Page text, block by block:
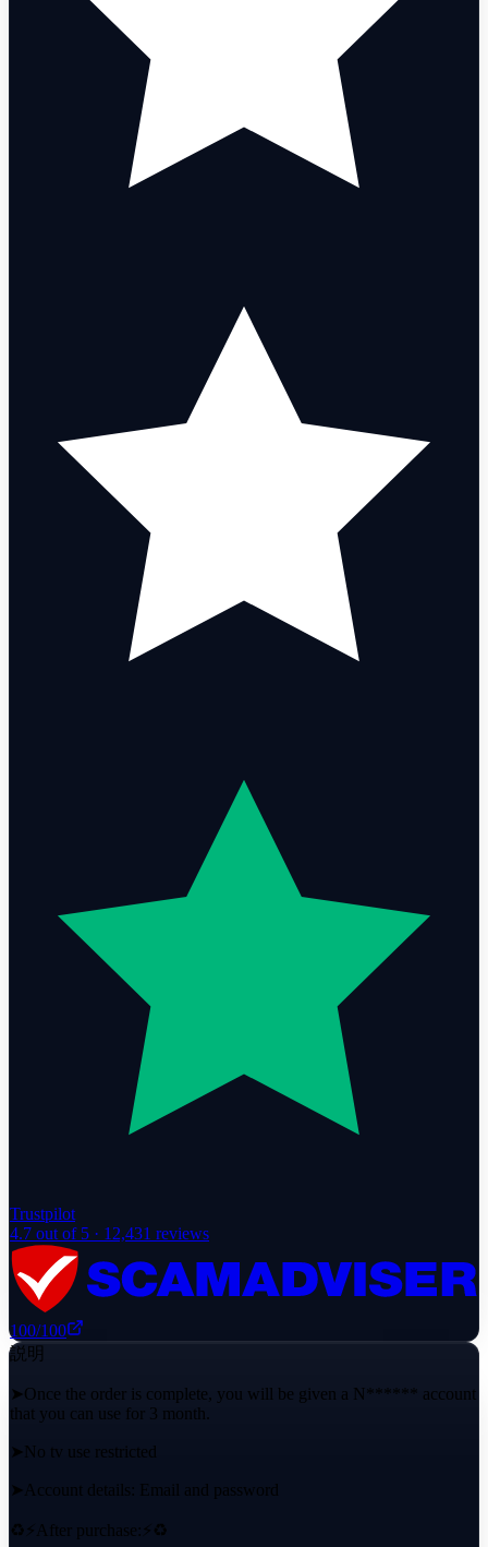
Trustpilot
4.7 out of 5 · 12,431 reviews
100/100
説明
➤Once the order is complete, you will be given a N****** account
that you can use for 3 month.
➤No tv use restricted
➤Account details: Email and password
♻️⚡️After purchase:⚡️♻️